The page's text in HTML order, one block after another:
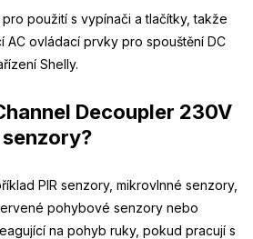
použití s vypínači a tlačítky, takže
AC ovládací prvky pro spouštění DC
Shelly.
Decoupler 230V
PIR senzory, mikrovlnné senzory,
pohybové senzory nebo
na pohyb ruky, pokud pracují s